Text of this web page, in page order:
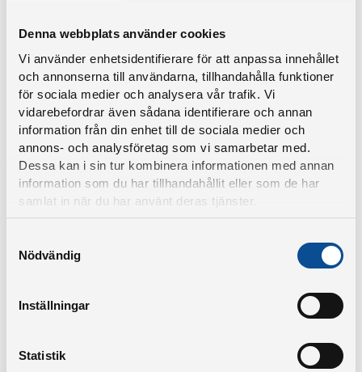
Denna webbplats använder cookies
Vi använder enhetsidentifierare för att anpassa innehållet
och annonserna till användarna, tillhandahålla funktioner
för sociala medier och analysera vår trafik. Vi
vidarebefordrar även sådana identifierare och annan
information från din enhet till de sociala medier och
annons- och analysföretag som vi samarbetar med.
Dessa kan i sin tur kombinera informationen med annan
information som du har tillhandahållit eller som de har
samlat in när du har använt deras tjänster.
Nödvändig
Inställningar
Statistik
kul att lyfta fram den sociala delen av hållbarhet. För oss
är en meningsfull fritid viktigt, både för våra
medarbetare och för alla pitebor, fortsätter Daniel.
Alla kan vara med på Aktiv fritid genom att dela med sig
av sina fritidsaktiviteter under hashtagen #aktivfritidpite
i sociala medier, där vi samlar aktiviteter av olika slag.
hashtagen #aktivfritidpite samlar vi tips och inspiration